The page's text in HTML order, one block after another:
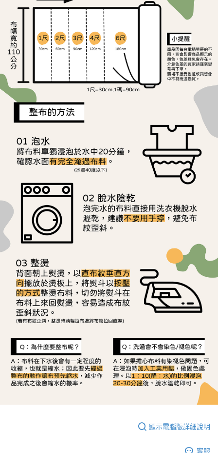
２．訂單成立數日內，您將收到繳費通知簡訊。
３．收到繳費通知簡訊後14天內，點擊此簡訊中的連結，可透過四大超商／
ATM／網路銀行／等多元方式進行付款，方視為交易完成。
※ 請注意：結帳手續完成當下不需立刻繳費，但若您需要取消訂單，請聯絡
購買商品的店家。未經商家同意取消之訂單仍視為有效，需透過AFTEE先享
後付繳納相關費用。
※ 交易是否成功請以「AFTEE先享後付 」之結帳頁面顯示為準，若有關於
是否繳費成功／繳費後需取消欲退款等相關疑問，請聯繫「AFTEE先享後付
客戶支援中心」 https://netprotections.freshdesk.com/support/home
【注意事項】
１．透過由恩沛科技股份有限公司提供之「AFTEE先享後付」服務完成之交
易，需依本服務之必要範圍內提供個人資料，並將交易相關給付款項請求債
權轉讓予恩沛科技股份有限公司。
https://aftee.tw/terms/#terms3
３．未成年的使用者請事先徵得法定代理人或監護人之同意方可使用
「AFTEE先享後付」，若未經同意申辦者引起之損失，本公司不負相關責
任。
４．使用「AFTEE先享後付」時，將依據個別帳號之用戶狀況，依本公司即
時審查核予不同之上限額度；若仍有額度不足之情形，本公司將視審查結果
請求用戶進行身份認證。
５．嚴禁一人註冊多個帳號或使用他人資訊註冊。若發現惡意使用之情形，
恩沛科技股份有限公司將有權停止該用戶之使用額度並採取法律行動。
每筆NT$65，滿NT$1,500(含以上)免運費
宅配
每筆NT$150，滿NT$1,500(含以上)免運費
離島宅配
每筆NT$240
顯示電腦版詳細說明
客服